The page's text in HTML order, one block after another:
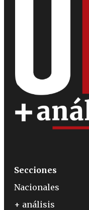
Secciones
Nacionales
+ análisis